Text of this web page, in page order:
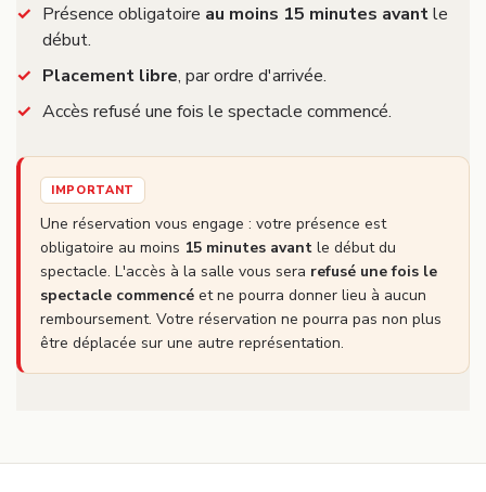
Présence obligatoire au moins 15 minutes avantle
début.
Placement libre, par ordre d'arrivée.
Accès refusé une fois le spectacle commencé.
IMPORTANT
Une réservation vous engage : votre présence est
obligatoire au moins 15 minutes avant le début du
spectacle. L'accès à la salle vous sera refusé une fois le
spectacle commencé et ne pourra donner lieu à aucun
remboursement. Votre réservation ne pourra pas non plus
être déplacée sur une autre représentation.